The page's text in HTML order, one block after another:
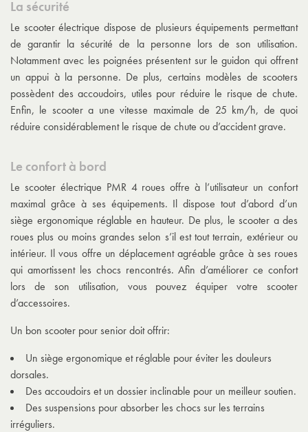
La sécurité
Le scooter électrique dispose de plusieurs équipements permettant
de garantir la sécurité de la personne lors de son utilisation.
Notamment avec les poignées présentent sur le guidon qui offrent
un appui à la personne. De plus, certains modèles de scooters
possèdent des accoudoirs, utiles pour réduire le risque de chute.
Enfin, le scooter a une vitesse maximale de 25 km/h, de quoi
réduire considérablement le risque de chute ou d’accident grave.
Le confort à bord
Le scooter électrique PMR 4 roues offre à l’utilisateur un confort
maximal grâce à ses équipements. Il dispose tout d’abord d’un
siège ergonomique réglable en hauteur. De plus, le scooter a des
roues plus ou moins grandes selon s’il est tout terrain, extérieur ou
intérieur. Il vous offre un déplacement agréable grâce à ses roues
qui amortissent les chocs rencontrés. Afin d’améliorer ce confort
lors de son utilisation, vous pouvez équiper votre scooter
d’accessoires.
Un bon scooter pour senior doit offrir:
Un siège ergonomique et réglable pour éviter les douleurs
dorsales.
Des accoudoirs et un dossier inclinable pour un meilleur soutien.
Des suspensions pour absorber les chocs sur les terrains
irréguliers.